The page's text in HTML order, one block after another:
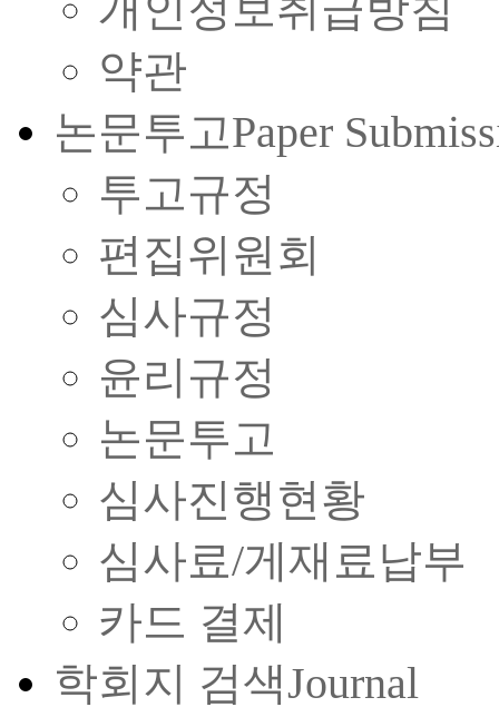
약관
논문투고Paper
투고규정
편집위원회
심사규정
윤리규정
논문투고
심사진행현황
심사료/게재료납부
카드 결제
학회지 검색Journal